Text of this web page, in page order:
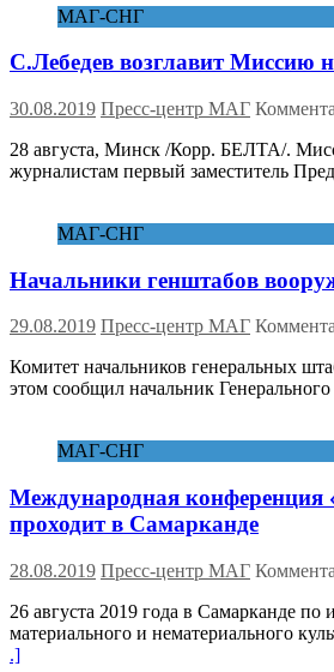
МАГ-СНГ
С.Лебедев возглавит Миссию
30.08.2019 Пресс-центр МАГ
28 августа, Минск /Корр. БЕЛТА/.
журналистам первый заместитель
МАГ-СНГ
Начальники генштабов
29.08.2019 Пресс-центр МАГ
Комитет начальников генеральных
этом сообщил начальник
МАГ-СНГ
Международная конференция
проходит в Самарканде
28.08.2019 Пресс-центр МАГ
26 августа 2019 года в Самарканде
материального и нематериального
.]